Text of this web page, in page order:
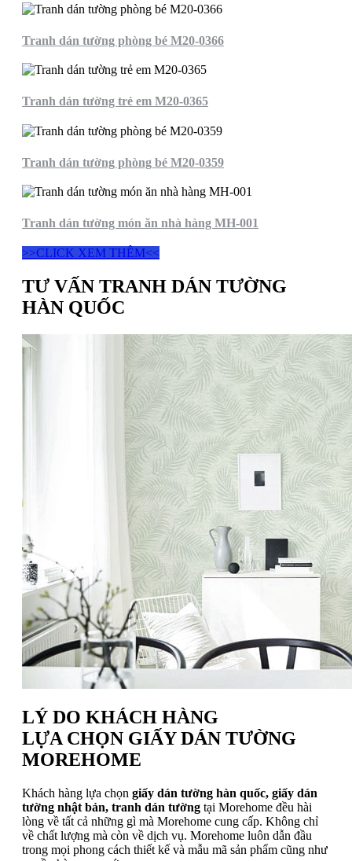
Tranh dán tường phòng bé M20-0366
Tranh dán tường trẻ em M20-0365
Tranh dán tường phòng bé M20-0359
Tranh dán tường món ăn nhà hàng MH-001
>>CLICK XEM THÊM<<
TƯ VẤN TRANH DÁN TƯỜNG
HÀN QUỐC
LÝ DO KHÁCH HÀNG
LỰA CHỌN GIẤY DÁN TƯỜNG
MOREHOME
Khách hàng lựa chọn giấy dán tường hàn quốc, giấy dán
tường nhật bản, tranh dán tường tại Morehome đều hài
lòng về tất cả những gì mà Morehome cung cấp. Không chỉ
về chất lượng mà còn về dịch vụ. Morehome luôn dẫn đầu
trong mọi phong cách thiết kế và mẫu mã sản phẩm cũng như